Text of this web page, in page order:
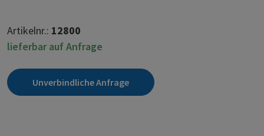
Artikelnr.: 12800
lieferbar auf Anfrage
Unverbindliche Anfrage